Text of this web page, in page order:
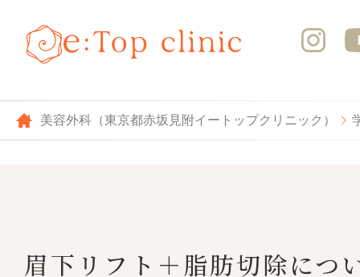
美容外科（東京都赤坂見附イートップクリニック）
眉下リフト＋脂肪切除につ